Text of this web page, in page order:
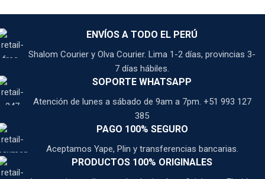
ENVÍOS A TODO EL PERÚ
Shalom Courier y Olva Courier. Lima 1-2 días, provincias 3-
7 días hábiles.
SOPORTE WHATSAPP
Atención de lunes a sábado de 9am a 7pm. +51 993 127
385
PAGO 100% SEGURO
Aceptamos Yape, Plin y transferencias bancarias.
PRODUCTOS 100% ORIGINALES